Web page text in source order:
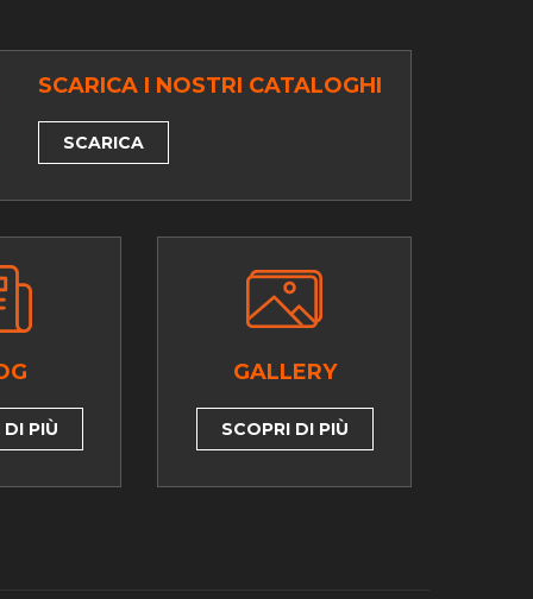
SCARICA I NOSTRI CATALOGHI
SCARICA
DI PIÙ
GALLERY
SCOPRI DI PIÙ